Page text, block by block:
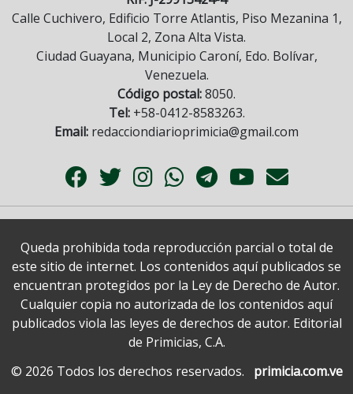
Calle Cuchivero, Edificio Torre Atlantis, Piso Mezanina 1,
Local 2, Zona Alta Vista.
Ciudad Guayana, Municipio Caroní, Edo. Bolívar,
Venezuela.
Código postal:8050.
Tel:+58-0412-8583263.
Email: redacciondiarioprimicia@gmail.com
Queda prohibida toda reproducción parcial o total de
este sitio de internet. Los contenidos aquí publicados se
encuentran protegidos por la Ley de Derecho de Autor.
Cualquier copia no autorizada de los contenidos aquí
publicados viola las leyes de derechos de autor. Editorial
de Primicias, C.A.
© 2026 Todos los derechos reservados.
primicia.com.ve